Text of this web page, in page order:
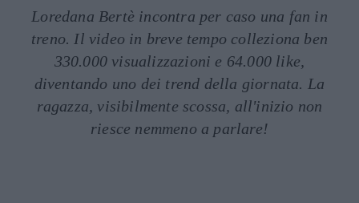
Loredana Bertè incontra per caso una fan in
treno. Il video in breve tempo colleziona ben
330.000 visualizzazioni e 64.000 like,
diventando uno dei trend della giornata. La
ragazza, visibilmente scossa, all'inizio non
riesce nemmeno a parlare!